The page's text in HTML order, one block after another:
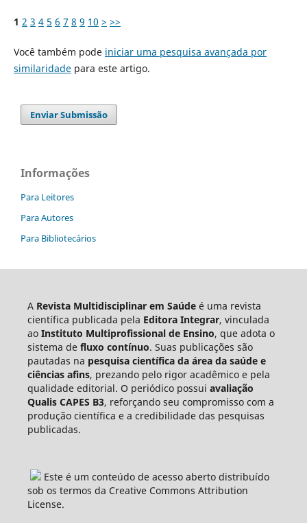
1 2 3 4 5 6 7 8 9 10 > >>
Você também pode iniciar uma pesquisa avançada por
similaridadepara este artigo.
Enviar Submissão
Informações
Para Leitores
Para Autores
Para Bibliotecários
A Revista Multidisciplinar em Saúdeé uma revista
científica publicada pela Editora Integrar, vinculada
ao Instituto Multiprofissional de Ensino, que adota o
sistema de fluxo contínuo. Suas publicações são
pautadas na pesquisa científica da área da saúde e
ciências afins, prezando pelo rigor acadêmico e pela
qualidade editorial. O periódico possui avaliação
Qualis CAPES B3, reforçando seu compromisso com a
produção científica e a credibilidade das pesquisas
publicadas.
Este é um conteúdo de acesso aberto distribuído
sob os termos da Creative Commons Attribution
License.